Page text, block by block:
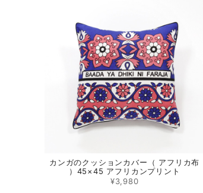
カンガのクッションカバー（ アフリカ布
）45×45 アフリカンプリント
¥3,980